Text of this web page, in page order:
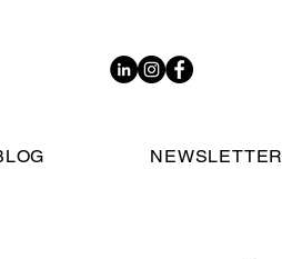
NEWSLETTER